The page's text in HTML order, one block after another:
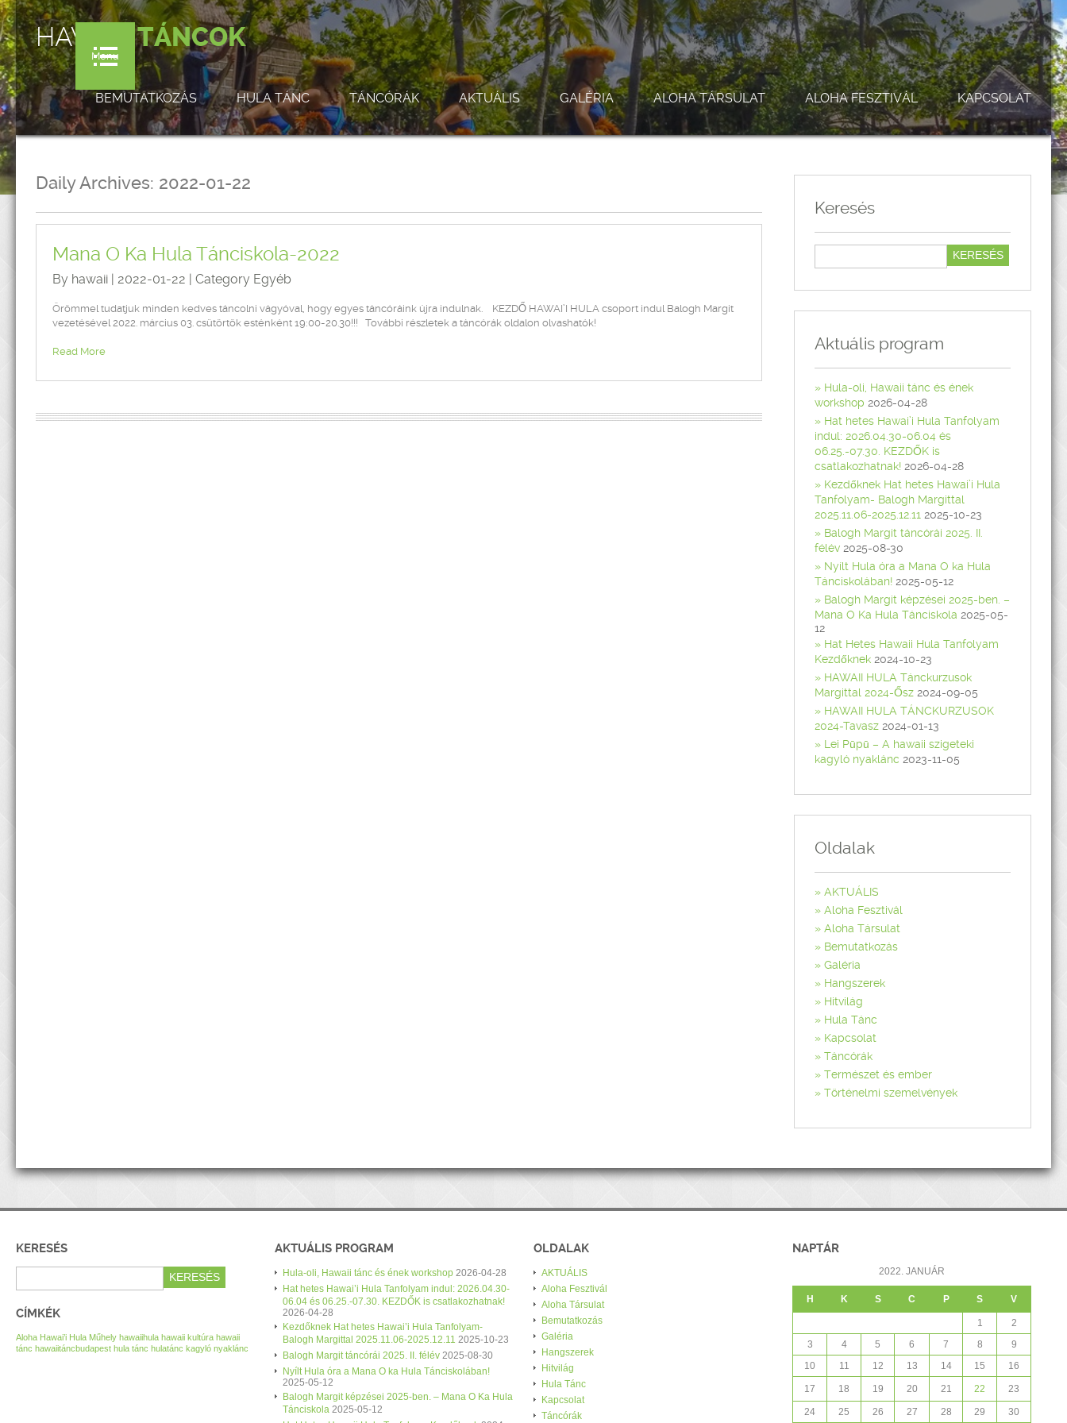
HAWAI'ITÁNCOK
Menu
BEMUTATKOZÁS HULA TÁNC TÁNCÓRÁK AKTUÁLIS GALÉRIA ALOHA TÁRSULAT ALOHA FESZTIVÁL KAPCSOLAT
Daily Archives: 2022-01-22
Mana O Ka Hula Tánciskola-2022
By hawaii | 2022-01-22 | Category Egyéb
Örömmel tudatjuk minden kedves táncolni vágyóval, hogy egyes táncóráink újra indulnak. KEZDŐ HAWAI’I HULA csoport indul Balogh Margit
vezetésével 2022. március 03. csütörtök esténként 19:00-20.30!!! További részletek a táncórák oldalon olvashatók!
Read More
Keresés
Aktuális program
Hula-oli, Hawaii tánc és ének
workshop 2026-04-28
Hat hetes Hawai’i Hula Tanfolyam
indul: 2026.04.30-06.04 és
06.25.-07.30. KEZDŐK is
csatlakozhatnak! 2026-04-28
Kezdőknek Hat hetes Hawai’i Hula
Tanfolyam- Balogh Margittal
2025.11.06-2025.12.11 2025-10-23
Balogh Margit táncórái 2025. II.
félév 2025-08-30
Nyílt Hula óra a Mana O ka Hula
Tánciskolában! 2025-05-12
Balogh Margit képzései 2025-ben. –
Mana O Ka Hula Tánciskola 2025-05-
12
Hat Hetes Hawaii Hula Tanfolyam
Kezdőknek 2024-10-23
HAWAII HULA Tánckurzusok
Margittal 2024-Ősz 2024-09-05
HAWAII HULA TÁNCKURZUSOK
2024-Tavasz 2024-01-13
Lei Pūpū – A hawaii szigeteki
kagyló nyaklánc 2023-11-05
Oldalak
AKTUÁLIS
Aloha Fesztivál
Aloha Társulat
Bemutatkozás
Galéria
Hangszerek
Hitvilág
Hula Tánc
Kapcsolat
Táncórák
Természet és ember
Történelmi szemelvények
KERESÉS
CÍMKÉK
Aloha Hawai’i Hula Műhely hawaiihula hawaii kultúra hawaii
tánc hawaiitáncbudapest hula tánc hulatánc kagyló nyaklánc
AKTUÁLIS PROGRAM
Hula-oli, Hawaii tánc és ének workshop 2026-04-28
Hat hetes Hawai’i Hula Tanfolyam indul: 2026.04.30-
06.04 és 06.25.-07.30. KEZDŐK is csatlakozhatnak!
2026-04-28
Kezdőknek Hat hetes Hawai’i Hula Tanfolyam-
Balogh Margittal 2025.11.06-2025.12.11 2025-10-23
Balogh Margit táncórái 2025. II. félév 2025-08-30
Nyílt Hula óra a Mana O ka Hula Tánciskolában!
2025-05-12
Balogh Margit képzései 2025-ben. – Mana O Ka Hula
Tánciskola 2025-05-12
OLDALAK
AKTUÁLIS
Aloha Fesztivál
Aloha Társulat
Bemutatkozás
Galéria
Hangszerek
Hitvilág
Hula Tánc
Kapcsolat
Táncórák
NAPTÁR
2022. JANUÁR
H K S C P S V
1
2
3
4 5 6 7 8
9
10
11 12 13 14 15 16
17 18 19 20 21 22 23
24 25 26 27 28 29 30